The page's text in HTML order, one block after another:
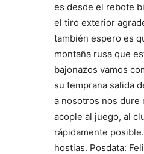
es desde el rebote
el tiro exterior
también espero es
montaña rusa que
bajonazos vamos
su temprana salida
a nosotros nos dure
acople al juego, al
rápidamente
hostias. Posdata: